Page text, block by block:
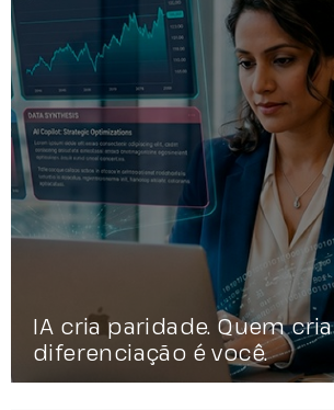
IA cria paridade. Quem cria
diferenciação é você.